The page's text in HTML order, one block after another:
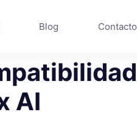
Blog Contacto
AI